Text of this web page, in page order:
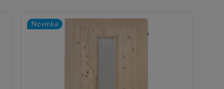
Novinka